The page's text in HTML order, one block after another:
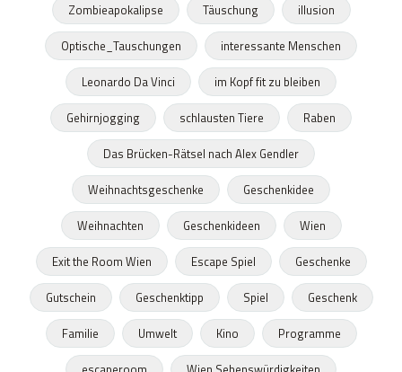
Zombieapokalipse
Täuschung
illusion
Optische_Tauschungen
interessante Menschen
Leonardo Da Vinci
im Kopf fit zu bleiben
Gehirnjogging
schlausten Tiere
Raben
Das Brücken-Rätsel nach Alex Gendler
Weihnachtsgeschenke
Geschenkidee
Weihnachten
Geschenkideen
Wien
Exit the Room Wien
Escape Spiel
Geschenke
Gutschein
Geschenktipp Spiel
Geschenk
Familie
Umwelt Kino
Programme